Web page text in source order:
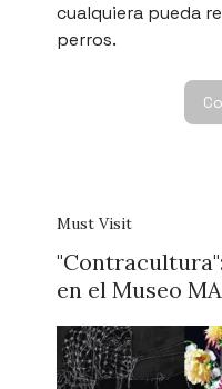
cualquiera pueda
perros.
Must Visit
en el Museo